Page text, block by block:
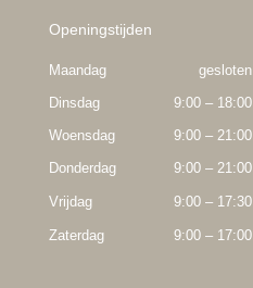
Openingstijden
Maandag
gesloten
Dinsdag
9:00 – 18:00
Woensdag
9:00 – 21:00
Donderdag
9:00 – 21:00
Vrijdag 9:00 – 17:30
Zaterdag 9:00 – 17:00